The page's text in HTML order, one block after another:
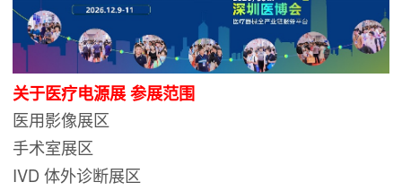
关于医疗电源展 参展范围
医用影像展区
手术室展区
IVD 体外诊断展区